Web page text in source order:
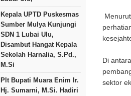
Kepala UPTD Puskesmas
Sumber Mulya Kunjungi
SDN 1 Lubai Ulu,
Disambut Hangat Kepala
Sekolah Harnalia, S.Pd.,
M.Si
Plt Bupati Muara Enim Ir.
Hj. Sumarni, M.Si. Hadiri
Di
sektor